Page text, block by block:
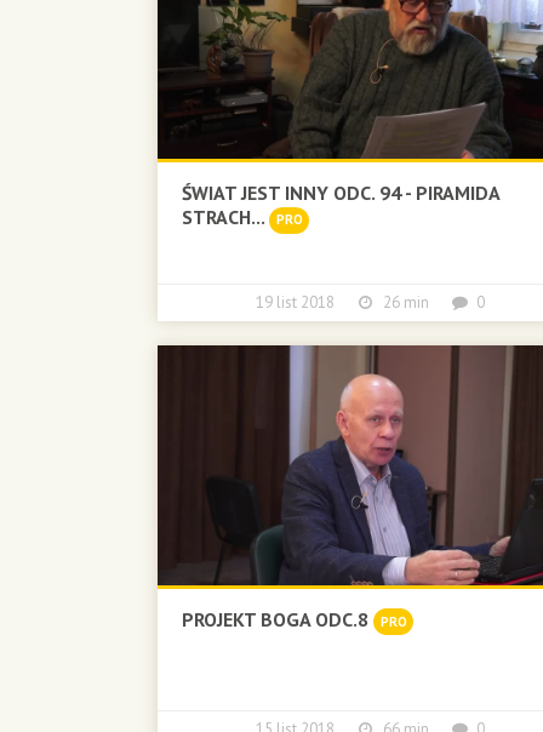
ŚWIAT JEST INNY ODC. 94 - PIRAMIDA
STRACH...
PRO
19 list 2018 26 min 0
PROJEKT BOGA ODC.8 PRO